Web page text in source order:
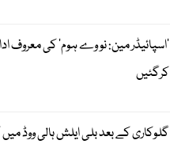
’اسپائیڈر مین: نو وے ہوم‘ کی معروف
کرگئیں
گلوکاری کے بعد بلی ایلش ہالی ووڈ میں